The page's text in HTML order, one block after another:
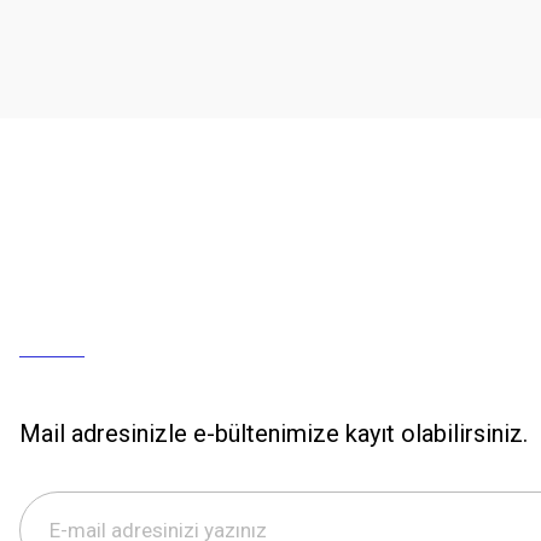
Mail adresinizle e-bültenimize kayıt olabilirsiniz.